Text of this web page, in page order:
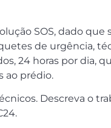
SOS, dado que
de urgência,
24 horas por dia,
ao prédio.
Descreva o